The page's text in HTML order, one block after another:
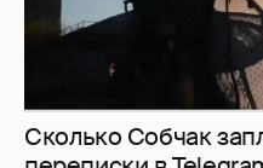
Сколько Собчак